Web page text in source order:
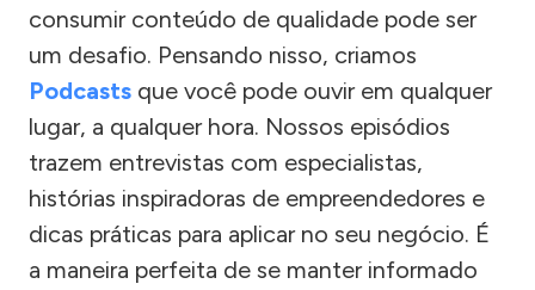
consumir conteúdo de qualidade pode ser
um desafio. Pensando nisso, criamos
Podcasts que você pode ouvir em qualquer
lugar, a qualquer hora. Nossos episódios
trazem entrevistas com especialistas,
histórias inspiradoras de empreendedores e
dicas práticas para aplicar no seu negócio. É
a maneira perfeita de se manter informado